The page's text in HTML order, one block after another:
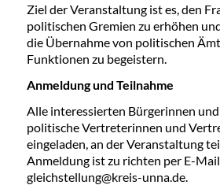
Ziel der Veranstaltung ist es, den
politischen Gremien zu erhöhen
die Übernahme von politischen
Funktionen zu begeistern.
Anmeldung und Teilnahme
Alle interessierten Bürgerinnen
politische Vertreterinnen und
eingeladen, an der Veranstaltung
Anmeldung ist zu richten per E-
gleichstellung@kreis-unna.de.